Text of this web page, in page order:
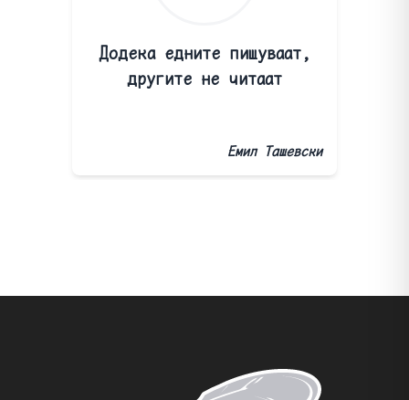
Додека едните пишуваат,
другите не читаат
Емил Ташевски